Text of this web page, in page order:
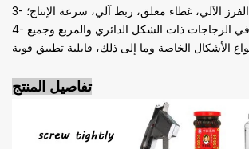
3- الفرز الآلي، غطاء معلق، ربط آلي، سرعة الإنتاج؛
4- يمكن استخدامه في الزجاجات ذات الشكل الدائري والمربع وجميع
تفاصيل المنتج